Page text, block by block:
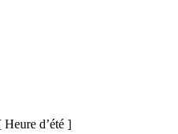
d’été ]